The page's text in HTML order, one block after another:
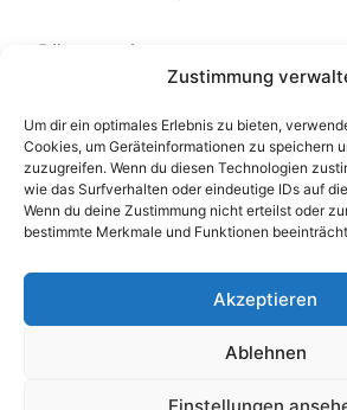
Zustimmung
Um dir ein optimales Erlebnis zu bieten,
Cookies, um Geräteinformationen zu speichern
zuzugreifen. Wenn du diesen Technologien
wie das Surfverhalten oder eindeutige IDs auf
Wenn du deine Zustimmung nicht erteilst oder
bestimmte Merkmale und Funktionen
Akzeptieren
Ablehnen
Einstellungen
Bürgermeister
Impressum
Technik